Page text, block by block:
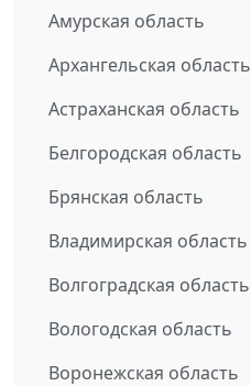
Амурская область
Архангельская область
Астраханская область
Белгородская область
Брянская область
Владимирская область
Волгоградская область
Вологодская область
Воронежская область